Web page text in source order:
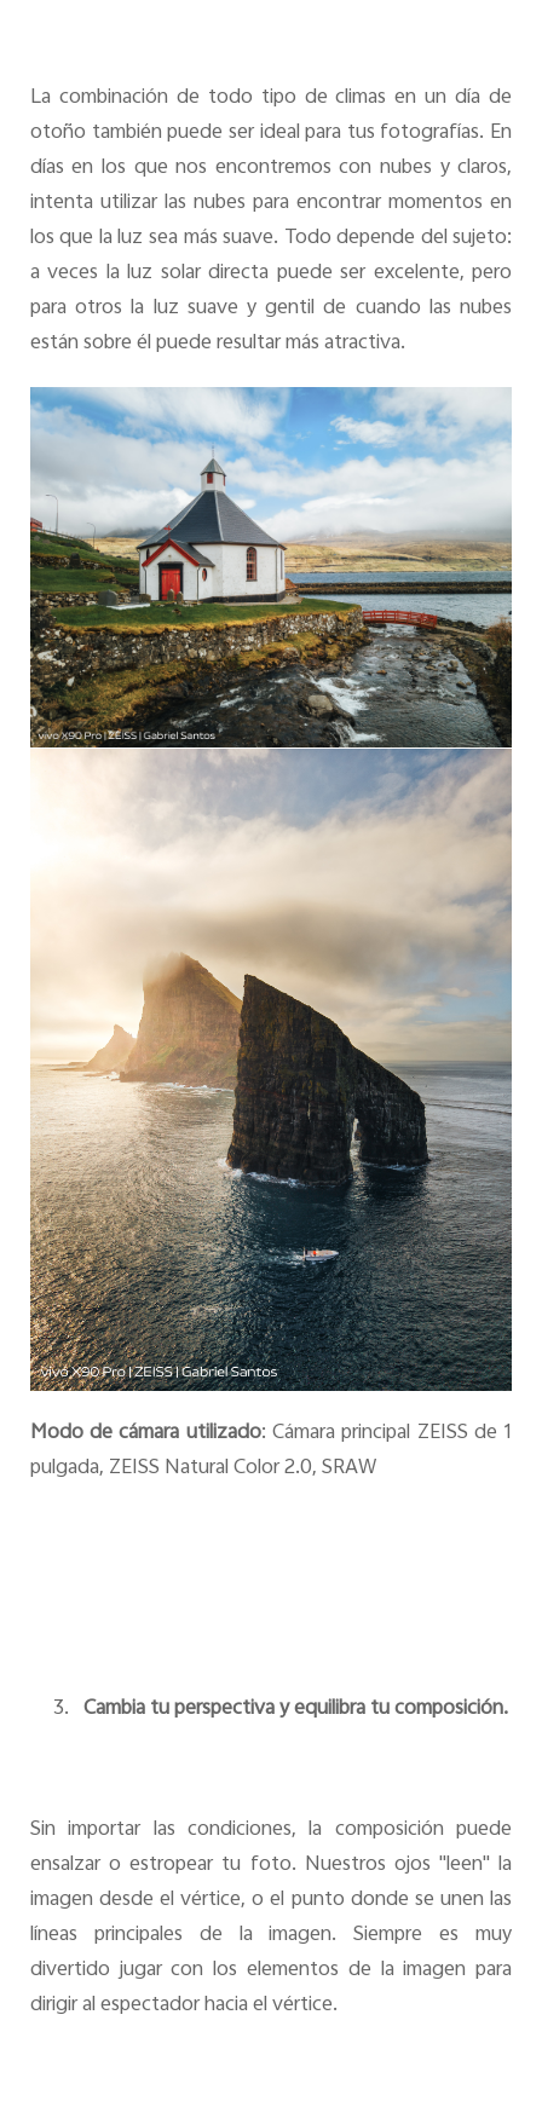
La combinación de todo tipo de climas en un día de
otoño también puede ser ideal para tus fotografías. En
días en los que nos encontremos con nubes y claros,
intenta utilizar las nubes para encontrar momentos en
los que la luz sea más suave. Todo depende del sujeto:
a veces la luz solar directa puede ser excelente, pero
para otros la luz suave y gentil de cuando las nubes
están sobre él puede resultar más atractiva.
Modo de cámara utilizado: Cámara principal ZEISS de 1
pulgada, ZEISS Natural Color 2.0, SRAW
3. Cambia tu perspectiva y equilibra tu composición.
Sin importar las condiciones, la composición puede
ensalzar o estropear tu foto. Nuestros ojos "leen" la
imagen desde el vértice, o el punto donde se unen las
líneas principales de la imagen. Siempre es muy
divertido jugar con los elementos de la imagen para
dirigir al espectador hacia el vértice.